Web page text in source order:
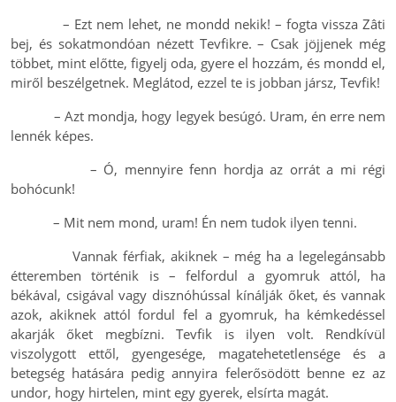
– Ezt nem lehet, ne mondd nekik! – fogta vissza Zâti
bej, és sokatmondóan nézett Tevfikre. – Csak jöjjenek még
többet, mint előtte, figyelj oda, gyere el hozzám, és mondd el,
miről beszélgetnek. Meglátod, ezzel te is jobban jársz, Tevfik!
– Azt mondja, hogy legyek besúgó. Uram, én erre nem
lennék képes.
– Ó, mennyire fenn hordja az orrát a mi régi
bohócunk!
– Mit nem mond, uram! Én nem tudok ilyen tenni.
Vannak férfiak, akiknek – még ha a legelegánsabb
étteremben történik is – felfordul a gyomruk attól, ha
békával, csigával vagy disznóhússal kínálják őket, és vannak
azok, akiknek attól fordul fel a gyomruk, ha kémkedéssel
akarják őket megbízni. Tevfik is ilyen volt. Rendkívül
viszolygott ettől, gyengesége, magatehetetlensége és a
betegség hatására pedig annyira felerősödött benne ez az
undor, hogy hirtelen, mint egy gyerek, elsírta magát.